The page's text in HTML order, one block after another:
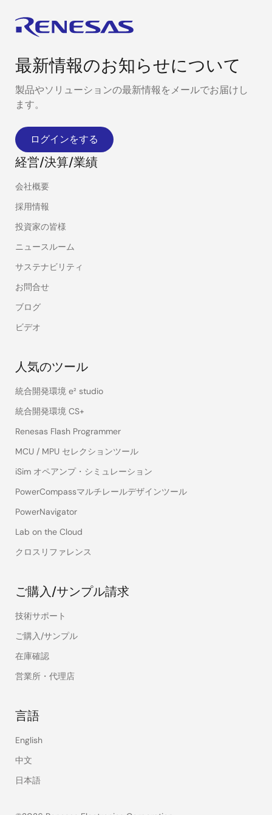
最新情報のお知らせについて
製品やソリューションの最新情報をメールでお届けし
ます。
ログインをする
経営/決算/業績
会社概要
採用情報
投資家の皆様
ニュースルーム
サステナビリティ
お問合せ
ブログ
ビデオ
人気のツール
統合開発環境 e² studio
統合開発環境 CS+
Renesas Flash Programmer
MCU / MPU セレクションツール
iSim オペアンプ・シミュレーション
PowerCompassマルチレールデザインツール
PowerNavigator
Lab on the Cloud
クロスリファレンス
ご購入/サンプル請求
技術サポート
ご購入/サンプル
在庫確認
営業所・代理店
言語
English
中文
日本語